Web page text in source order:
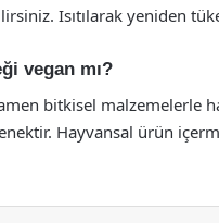
Isıtılarak yeniden
vegan mı?
bitkisel malzemelerle
Hayvansal ürün